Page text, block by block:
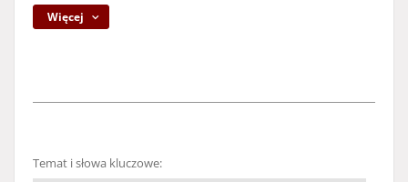
Więcej
Temat i słowa kluczowe: